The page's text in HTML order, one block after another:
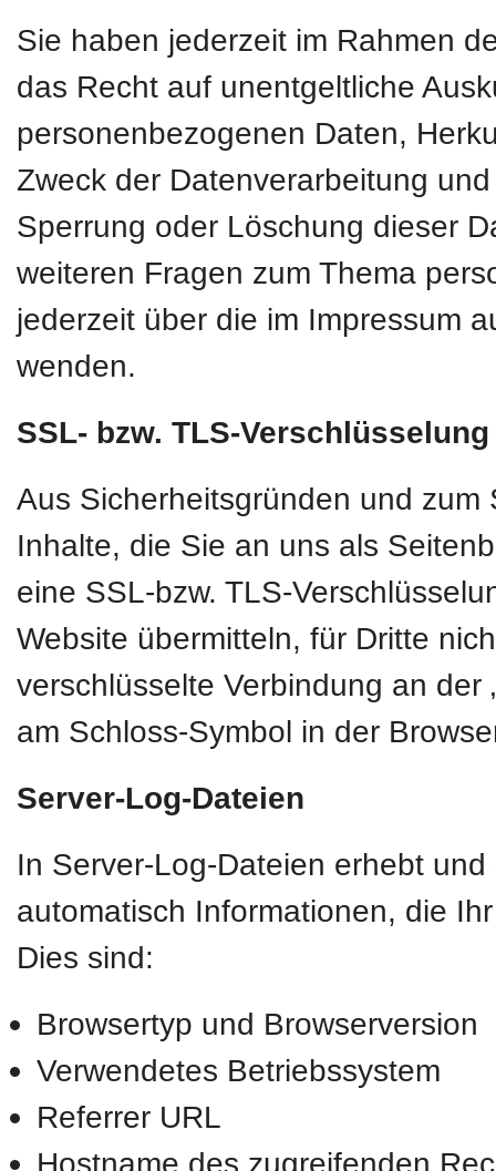
Sie haben jederzeit im Rahmen
das Recht auf unentgeltliche
personenbezogenen Daten,
Zweck der Datenverarbeitung
Sperrung oder Löschung dieser
weiteren Fragen zum Thema
jederzeit über die im Impressum
wenden.
SSL- bzw. TLS-Verschlüsselung
Aus Sicherheitsgründen und
Inhalte, die Sie an uns als
eine SSL-bzw. TLS-
Website übermitteln, für Dritte
verschlüsselte Verbindung an der
am Schloss-Symbol in der
Server-Log-Dateien
In Server-Log-Dateien erhebt
automatisch Informationen, die
Dies sind:
Browsertyp und Browserversion
Verwendetes Betriebssystem
Referrer URL
Hostname des zugreifenden